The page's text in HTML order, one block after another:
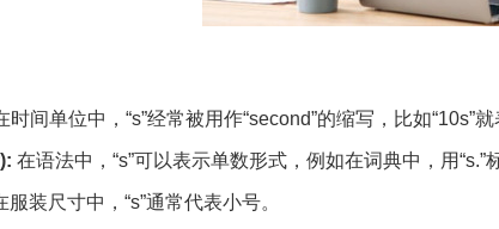
时间单位中，“s”经常被用作“second”的缩写，比如“10s”就
在语法中，“s”可以表示单数形式，例如在词典中，用“s.”
服装尺寸中，“s”通常代表小号。